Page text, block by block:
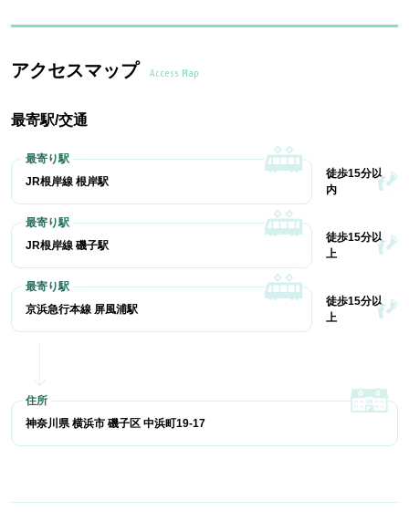
アクセスマップ Access Map
最寄駅/交通
JR根岸線 根岸駅
徒歩15分以
内
JR根岸線 磯子駅
徒歩15分以
上
京浜急行本線 屏風浦駅
徒歩15分以
上
神奈川県 横浜市 磯子区 中浜町19-17